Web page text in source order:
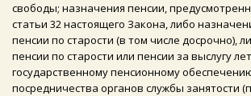
свободы; назначения пенсии,
статьи 32 настоящего Закона, либо
пенсии по старости (в том числе досрочно),
пенсии по старости или пенсии за выслугу
государственному пенсионному
посредничества органов службы занятости